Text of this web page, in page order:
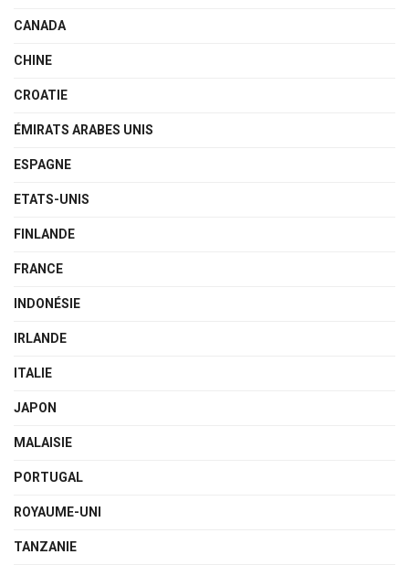
CANADA
CHINE
CROATIE
ÉMIRATS ARABES UNIS
ESPAGNE
ETATS-UNIS
FINLANDE
FRANCE
INDONÉSIE
IRLANDE
ITALIE
JAPON
MALAISIE
PORTUGAL
ROYAUME-UNI
TANZANIE